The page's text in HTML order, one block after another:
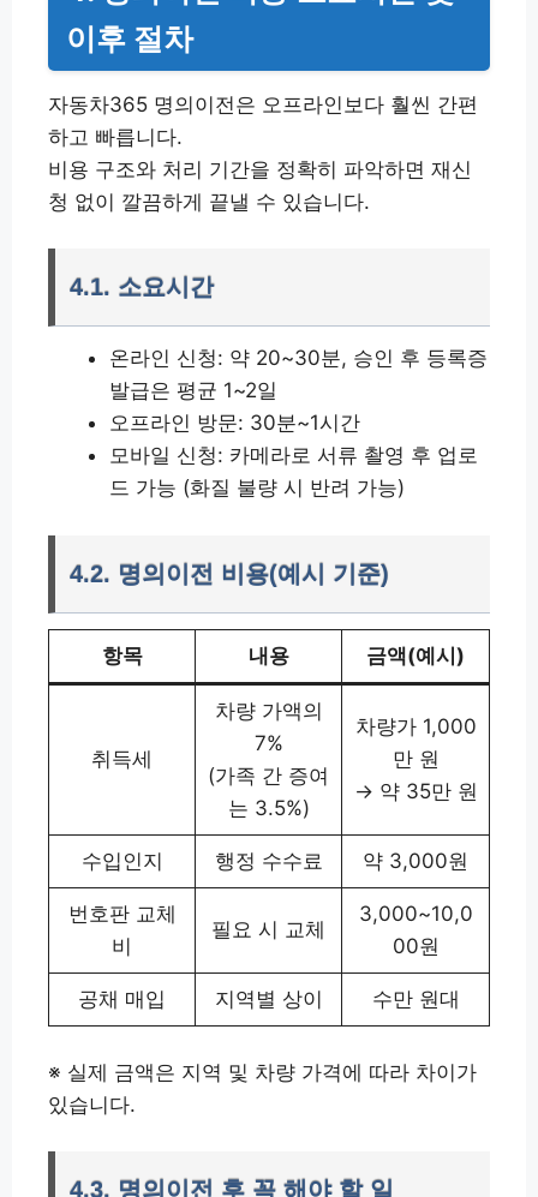
이후 절차
자동차365 명의이전은 오프라인보다 훨씬 간편
하고 빠릅니다.
비용 구조와 처리 기간을 정확히 파악하면 재신
청 없이 깔끔하게 끝낼 수 있습니다.
4.1. 소요시간
온라인 신청: 약 20~30분, 승인 후 등록증
발급은 평균 1~2일
오프라인 방문: 30분~1시간
모바일 신청: 카메라로 서류 촬영 후 업로
드 가능 (화질 불량 시 반려 가능)
4.2. 명의이전 비용(예시 기준)
항목 내용 금액(예시)
취득세
차량 가액의
7%
(가족 간 증여
는 3.5%)
차량가 1,000
만 원
→ 약 35만 원
수입인지 행정 수수료 약 3,000원
번호판 교체
비
필요 시 교체
3,000~10,0
00원
공채 매입 지역별 상이 수만 원대
※ 실제 금액은 지역 및 차량 가격에 따라 차이가
있습니다.
4.3. 명의이전 후 꼭 해야 할 일